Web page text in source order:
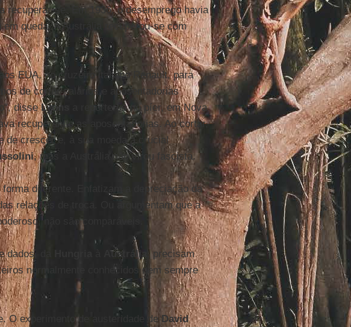
recuperar-se. Em 1936, o desemprego havia
queda. A Austrália recuperou-se com
EUA, no cruzeiro italiano Renault, para
de cortar salários e aposentadorias
disseLyons
a repórteres no píer, em Nova
recuperando as aposentadorias. Ao cortar,
de crescer e, à sua moeda a crucial
, mas a Austrália não virou fascista.
diferente. Enfatizam a depreciação da
relações de troca. Ou argumentam que a
não são comparáveis.
dados, da Austrália , precisam
normalmente conhecidos nem sempre
O experimento de austeridade deDavid